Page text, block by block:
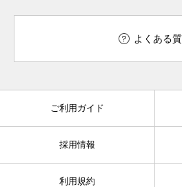
よくある
ご利用ガイド
採用情報
利用規約